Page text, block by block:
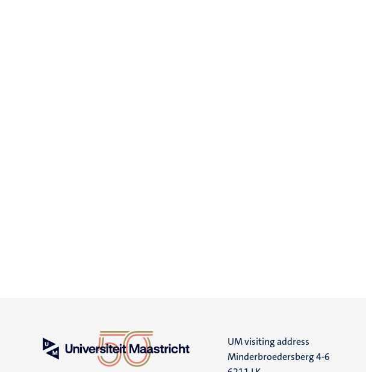
UM visiting address
Minderbroedersberg 4-6